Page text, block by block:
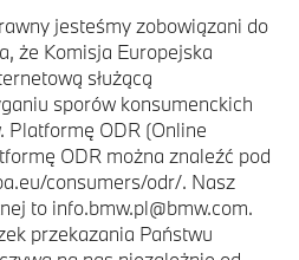
jesteśmy zobowiązani do
że Komisja Europejska
służącą
sporów konsumenckich
Platformę ODR (Online
ODR można znaleźć pod
consumers/odr/. Nasz
to info.bmw.pl@bmw.com.
przekazania Państwu